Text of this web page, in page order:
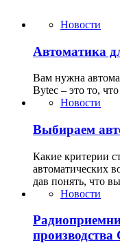
Новости
Автоматика
Вам нужна
Bytec – это то,
Новости
Выбираем
Какие критерии
автоматических
дав понять, что
Новости
производства